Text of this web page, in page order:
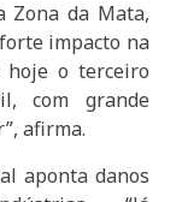
Zona da Mata,
impacto na
hoje o terceiro
com grande
afirma.
aponta danos